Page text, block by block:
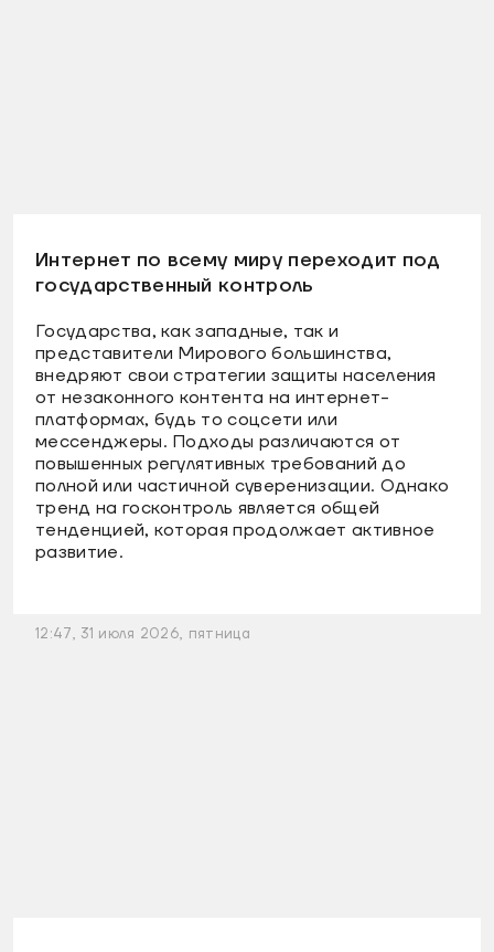
Интернет по всему миру переходит под
государственный контроль
Государства, как западные, так и
представители Мирового большинства,
внедряют свои стратегии защиты населения
от незаконного контента на интернет-
платформах, будь то соцсети или
мессенджеры. Подходы различаются от
повышенных регулятивных требований до
полной или частичной суверенизации. Однако
тренд на госконтроль является общей
тенденцией, которая продолжает активное
развитие.
12:47, 31 июля 2026, пятница